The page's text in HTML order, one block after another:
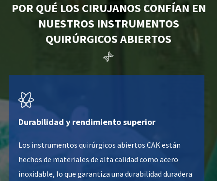
POR QUÉ LOS CIRUJANOS CONFÍAN EN
NUESTROS INSTRUMENTOS
QUIRÚRGICOS ABIERTOS


Durabilidad y rendimiento superior
Los instrumentos quirúrgicos abiertos CAK están
hechos de materiales de alta calidad como acero
inoxidable, lo que garantiza una durabilidad duradera